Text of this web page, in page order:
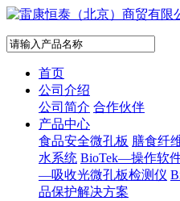
首页
公司介绍
公司简介 合作伙伴
产品中心
食品安全微孔板 膳食纤
水系统 BioTek—操作软
—吸收光微孔板检测仪
品保护解决方案